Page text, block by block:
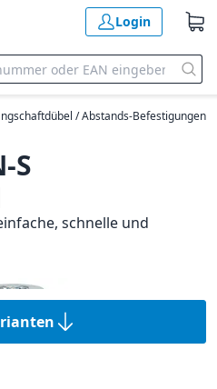
Login
/ Abstands-Befestigungen
S
schnelle und